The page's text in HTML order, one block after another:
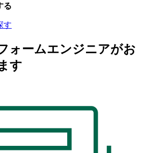
る
す
ォームエンジニアがお
す